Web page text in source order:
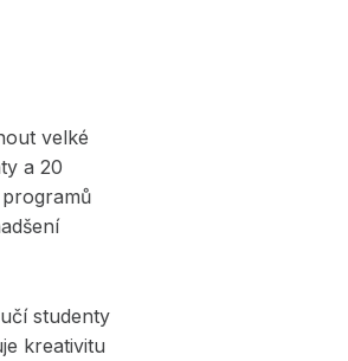
velké
a 20
studenty
kreativitu